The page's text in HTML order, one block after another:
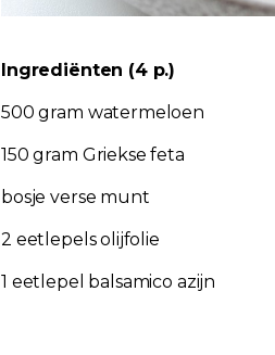
Ingrediënten (4 p.)
500 gram watermeloen
150 gram Griekse feta
bosje verse munt
2 eetlepels olijfolie
1 eetlepel balsamico azijn